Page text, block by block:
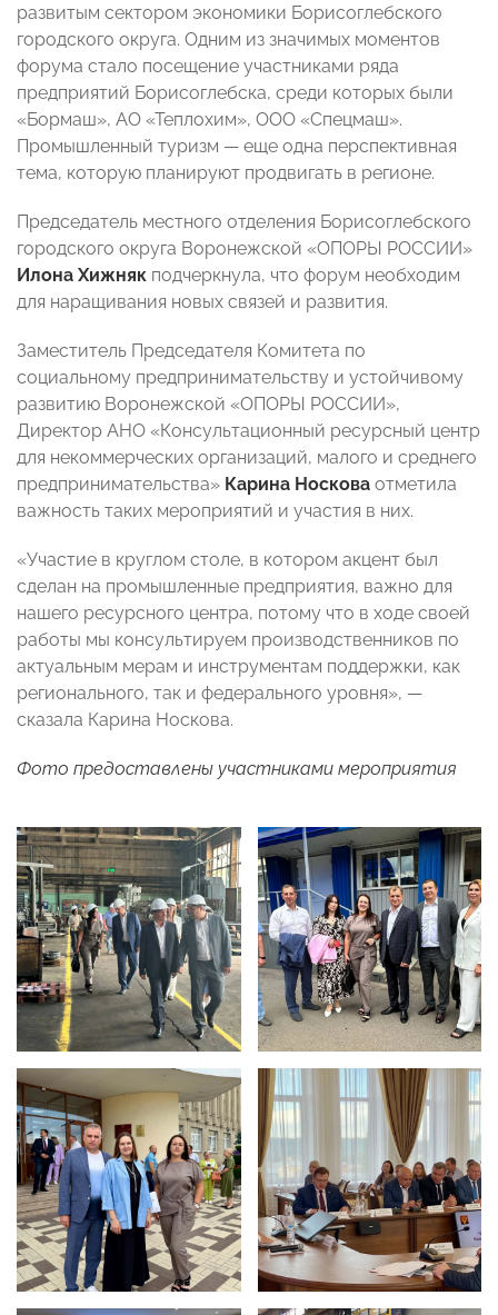
развитым сектором экономики Борисоглебского
городского округа. Одним из значимых моментов
форума стало посещение участниками ряда
предприятий Борисоглебска, среди которых были
«Бормаш», АО «Теплохим», ООО «Спецмаш».
Промышленный туризм — еще одна перспективная
тема, которую планируют продвигать в регионе.
Председатель местного отделения Борисоглебского
городского округа Воронежской «ОПОРЫ РОССИИ»
Илона Хижняк подчеркнула, что форум необходим
для наращивания новых связей и развития.
Заместитель Председателя Комитета по
социальному предпринимательству и устойчивому
развитию Воронежской «ОПОРЫ РОССИИ»,
Директор АНО «Консультационный ресурсный центр
для некоммерческих организаций, малого и среднего
предпринимательства» Карина Носкова отметила
важность таких мероприятий и участия в них.
«Участие в круглом столе, в котором акцент был
сделан на промышленные предприятия, важно для
нашего ресурсного центра, потому что в ходе своей
работы мы консультируем производственников по
актуальным мерам и инструментам поддержки, как
регионального, так и федерального уровня», —
сказала Карина Носкова.
Фото предоставлены участниками мероприятия